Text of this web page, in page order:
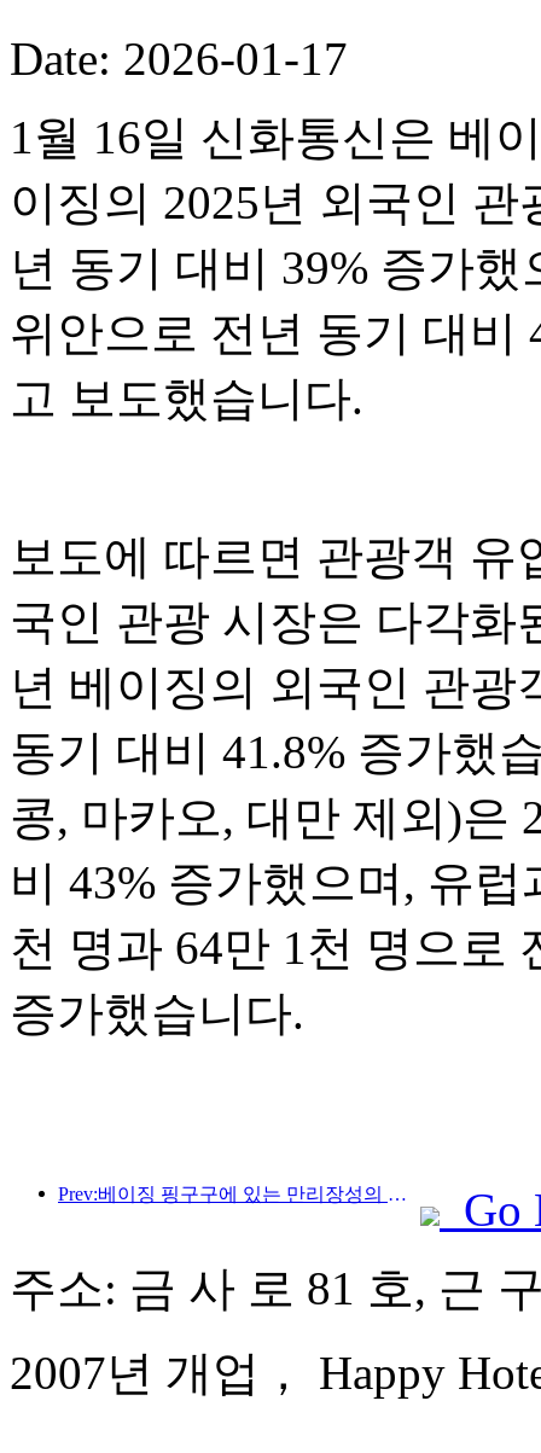
Date: 2026-01-17
1월 16일 신화통신은 베
이징의 2025년 외국인
년 동기 대비 39% 증가
위안으로 전년 동기 대비
고 보도했습니다.
보도에 따르면 관광객
국인 관광 시장은 다각화
년 베이징의 외국인 관광
동기 대비 41.8% 증가했
콩, 마카오, 대만 제외)은
비 43% 증가했으며, 유
천 명과 64만 1천 명으로
증가했습니다.
Prev:베이징 핑구구에 있는 만리장성의 장쥔관 구간은 이르면 2026년 말에 일반에 개방될 예정이다.
Go
주소: 금 사 로 81 호, 근
2007년 개업， Happy